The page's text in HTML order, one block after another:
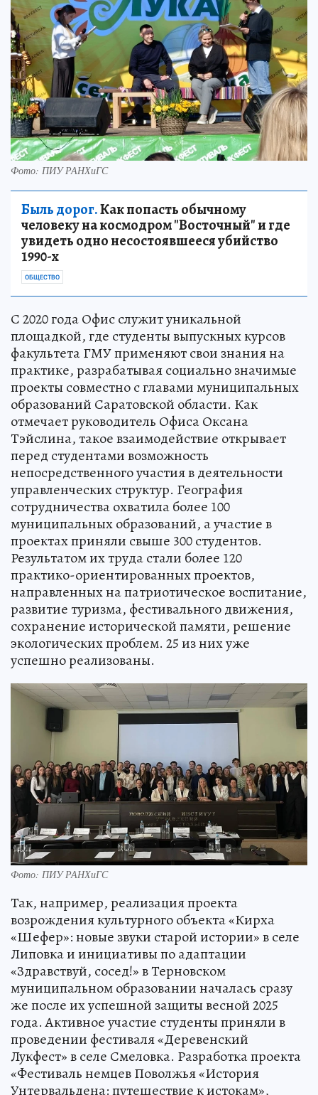
Фото: ПИУ РАНХиГС
Быль дорог.Как попасть обычному
человеку на космодром "Восточный" и где
увидеть одно несостоявшееся убийство
1990-х
ОБЩЕСТВО
С 2020 года Офис служит уникальной
площадкой, где студенты выпускных курсов
факультета ГМУ применяют свои знания на
практике, разрабатывая социально значимые
проекты совместно с главами муниципальных
образований Саратовской области. Как
отмечает руководитель Офиса Оксана
Тэйслина, такое взаимодействие открывает
перед студентами возможность
непосредственного участия в деятельности
управленческих структур. География
сотрудничества охватила более 100
муниципальных образований, а участие в
проектах приняли свыше 300 студентов.
Результатом их труда стали более 120
практико-ориентированных проектов,
направленных на патриотическое воспитание,
развитие туризма, фестивального движения,
сохранение исторической памяти, решение
экологических проблем. 25 из них уже
успешно реализованы.
Фото: ПИУ РАНХиГС
Так, например, реализация проекта
возрождения культурного объекта «Кирха
«Шефер»: новые звуки старой истории» в селе
Липовка и инициативы по адаптации
«Здравствуй, сосед!» в Терновском
муниципальном образовании началась сразу
же после их успешной защиты весной 2025
года. Активное участие студенты приняли в
проведении фестиваля «Деревенский
Лукфест» в селе Смеловка. Разработка проекта
«Фестиваль немцев Поволжья «История
Унтервальдена: путешествие к истокам»,